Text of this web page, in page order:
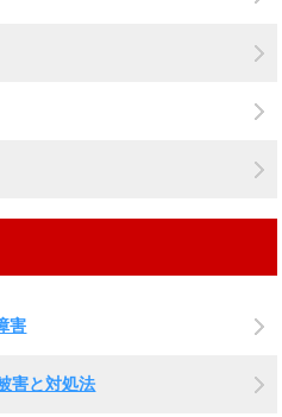
害
害と対処法